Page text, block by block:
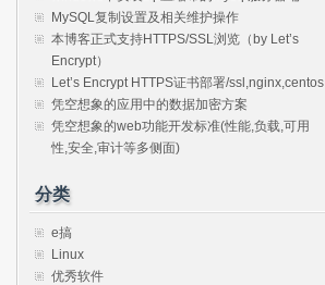
MySQL复制设置及相关维护操作
本博客正式支持HTTPS/SSL浏览（by Let’s
Encrypt）
Let’s Encrypt HTTPS证书部署/ssl,nginx,centos
凭空想象的应用中的数据加密方案
凭空想象的web功能开发标准(性能,负载,可用
性,安全,审计等多侧面)
分类
e搞
Linux
优秀软件